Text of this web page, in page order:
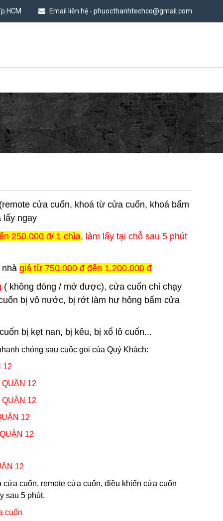
Email liên hệ - phuocthanhtechco@gmail.com
cửa cuốn, khoá từ cửa cuốn, khoá bấm
lấy ngay
250.000 đ/ 1 chìa, làm lấy tại chỗ sau 5 phút
nhà giá từ 750.000 đ đến 1.200.000 đ
( không đóng / mở được), cửa cuốn chỉ chạy
bị vô nước, bị rớt làm hư hỏng bấm cửa
bị kẹt nan, bị kêu, bị xổ lô cuốn...
chóng sau cuộc gọi của Quý Khách:
12
QUẬN 12
QUẬN 12
12
QUẬN 12
12
cuốn, remote cửa cuốn, điều khiển cửa cuốn
sau 5 phút.
cuốn